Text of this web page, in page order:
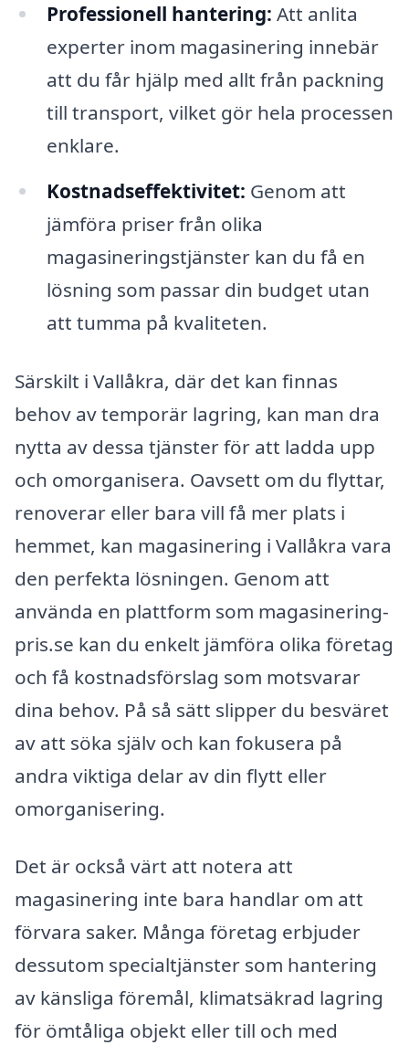
Professionell hantering: Att anlita
experter inom magasinering innebär
att du får hjälp med allt från packning
till transport, vilket gör hela processen
enklare.
Kostnadseffektivitet: Genom att
jämföra priser från olika
magasineringstjänster kan du få en
lösning som passar din budget utan
att tumma på kvaliteten.
Särskilt i Vallåkra, där det kan finnas
behov av temporär lagring, kan man dra
nytta av dessa tjänster för att ladda upp
och omorganisera. Oavsett om du flyttar,
renoverar eller bara vill få mer plats i
hemmet, kan magasinering i Vallåkra vara
den perfekta lösningen. Genom att
använda en plattform som magasinering-
pris.se kan du enkelt jämföra olika företag
och få kostnadsförslag som motsvarar
dina behov. På så sätt slipper du besväret
av att söka själv och kan fokusera på
andra viktiga delar av din flytt eller
omorganisering.
Det är också värt att notera att
magasinering inte bara handlar om att
förvara saker. Många företag erbjuder
dessutom specialtjänster som hantering
av känsliga föremål, klimatsäkrad lagring
för ömtåliga objekt eller till och med